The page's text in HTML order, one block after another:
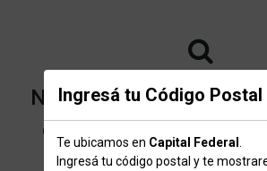
Ingresá tu Código Postal
Te ubicamos en Capital Federal
Ingresá tu código postal y te
No encontramos
categoría "Hielos" que